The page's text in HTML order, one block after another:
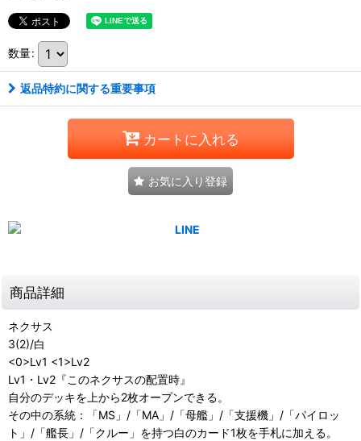
数量:
返品特約に関する重要事項
カートに入れる
お気に入り登録
商品詳細
ネクサス
3(2)/白
<0>Lv1 <1>Lv2
Lv1・Lv2『このネクサスの配置時』
自分のデッキを上から2枚オープンできる。
その中の系統：「MS」/「MA」/「母艦」/「支援機」/「パイロッ
ト」/「艦長」/「クルー」を持つ白のカード1枚を手札に加える。